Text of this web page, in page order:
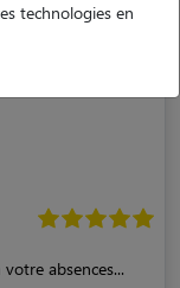
absences...
technologies en